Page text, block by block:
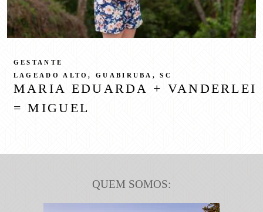
MARIA EDUARDA + VANDERLEI
= MIGUEL
GESTANTE
LAGEADO ALTO, GUABIRUBA, SC
QUEM SOMOS: